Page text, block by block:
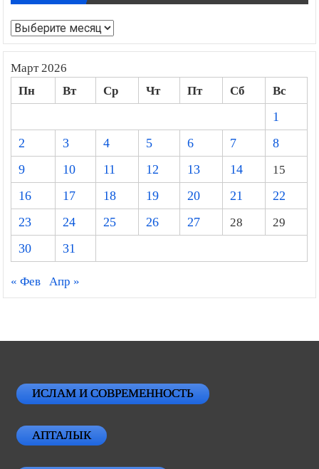
Архивы
Март 2026
Пн Вт Ср Чт Пт Сб
Вс
1
2
3 4 5 6 7
8
9
10 11 12 13 14
15
16
17 18 19 20 21
22
23
24 25 26 27 28
29
30
31
« Фев Апр »
ИСЛАМ И СОВРЕМЕННОСТЬ
АПТАЛЫК